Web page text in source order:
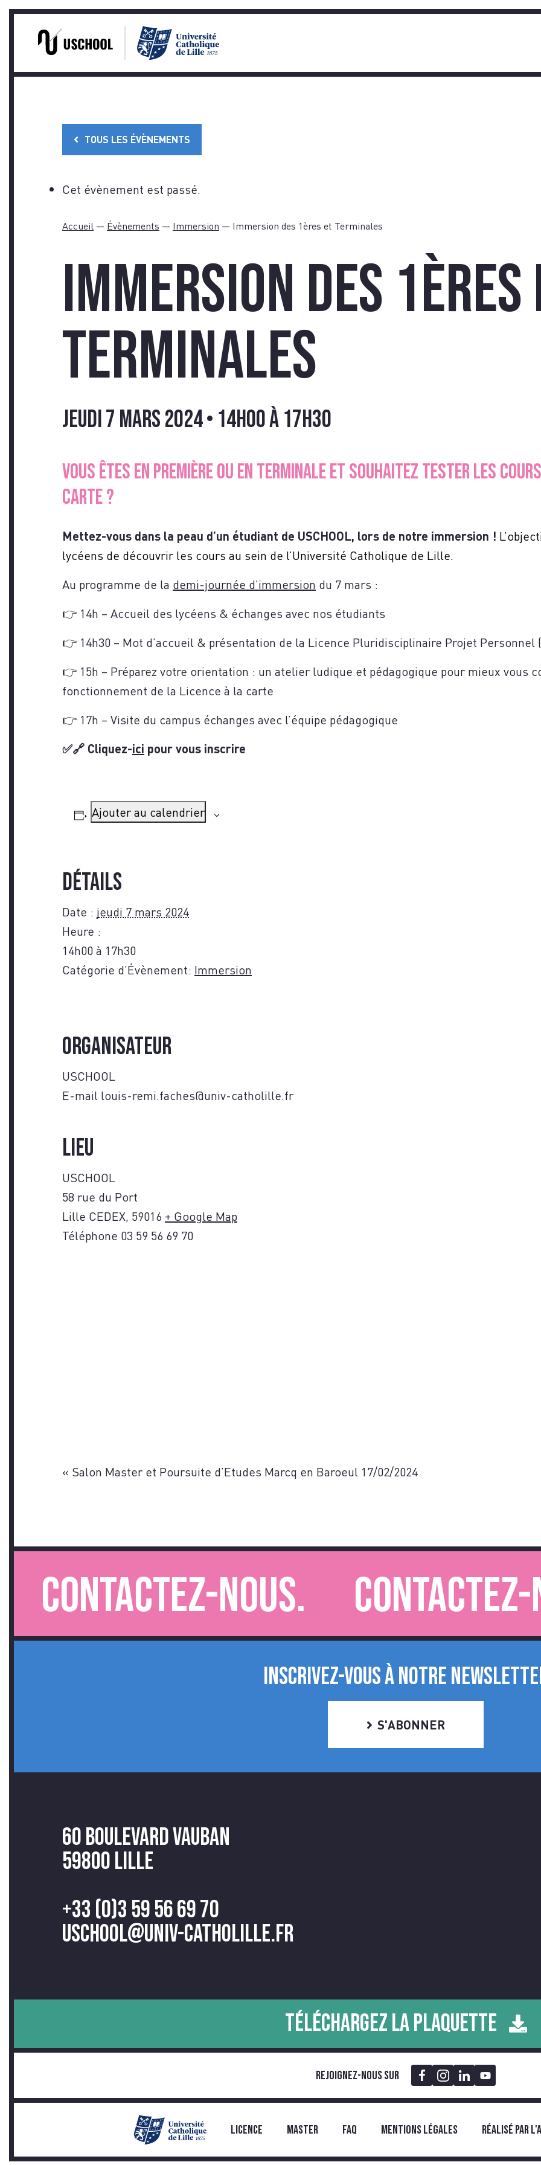
VOUS
NOUS
TOUS LES ÉVÈNEMENTS
Cet évènement est passé.
Accueil — Évènements — Immersion — Immersion des 1ères et Terminales
Immersion des
Terminales
jeudi 7 mars 2024 • 14h00à17h30
VOUS ÊTES EN Première ou en TERMINALE ET SOUHAITEZ TESTER LES
CARTE ?
Mettez-vous dans la peau d’un étudiant de USCHOOL, lors de notre immersion !
lycéens de découvrir les cours au sein de l’Université Catholique de Lille.
Au programme de la demi-journée d’immersion du 7 mars :
👉 14h – Accueil des lycéens & échanges avec nos étudiants
👉 14h30 – Mot d’accueil & présentation de la Licence Pluridisciplinaire Projet Personnel (
👉 15h – Préparez votre orientation : un atelier ludique et pédagogique pour mieux vous
fonctionnement de la Licence à la carte
👉 17h – Visite du campus échanges avec l’équipe pédagogique
✅🔗 Cliquez-ici pour vous inscrire
Ajouter au calendrier
Détails
Date : jeudi 7 mars 2024
Heure :
14h00 à 17h30
Catégorie d’Évènement: Immersion
Organisateur
USCHOOL
E-mail louis-remi.faches@univ-catholille.fr
Lieu
USCHOOL
58 rue du Port
Lille CEDEX, 59016 + Google Map
Téléphone 03 59 56 69 70
« Salon Master et Poursuite d’Etudes Marcq en Baroeul 17/02/2024
nous. Contactez-
INSCRIVEZ-VOUS À NOTRE
S'ABONNER
60 Boulevard Vauban
59800 Lille
+33 (0)3 59 56 69 70
uschool@univ-catholille.fr
TÉLÉCHARGEZ LA PLAQUETTE
Rejoignez-nous sur
LICENCE MASTER FAQ MENTIONS LÉGALES RÉALISÉ PAR